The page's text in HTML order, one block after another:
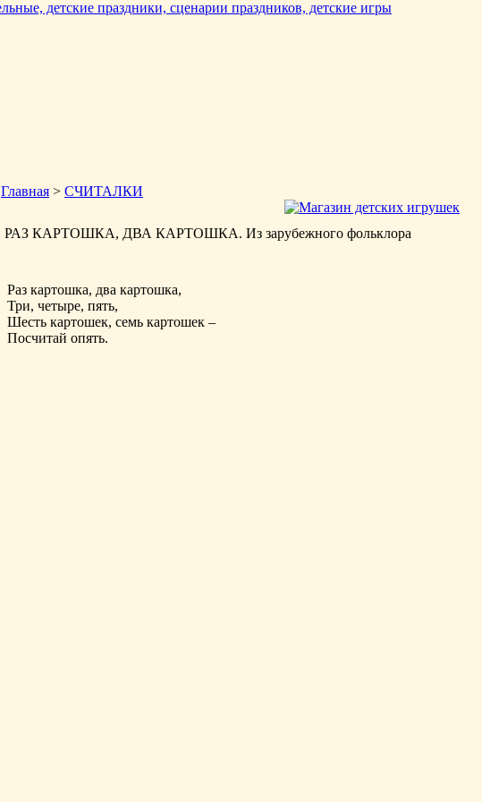
Главная > СЧИТАЛКИ
РАЗ КАРТОШКА, ДВА КАРТОШКА. Из зарубежного фольклора
Раз картошка, два картошка,
Три, четыре, пять,
Шесть картошек, семь картошек –
Посчитай опять.